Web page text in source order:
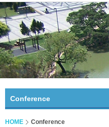
Conference
HOME Conference